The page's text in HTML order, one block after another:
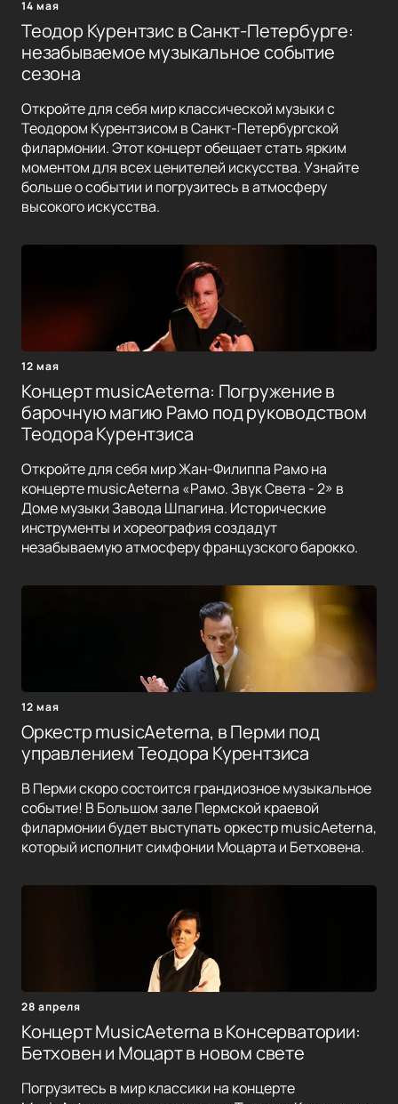
14 мая
Теодор Курентзис в Санкт-Петербурге:
незабываемое музыкальное событие
сезона
Откройте для себя мир классической музыки с
Теодором Курентзисом в Санкт-Петербургской
филармонии. Этот концерт обещает стать ярким
моментом для всех ценителей искусства. Узнайте
больше о событии и погрузитесь в атмосферу
высокого искусства.
12 мая
Концерт musicAeterna: Погружение в
барочную магию Рамо под руководством
Теодора Курентзиса
Откройте для себя мир Жан-Филиппа Рамо на
концерте musicAeterna «Рамо. Звук Света - 2» в
Доме музыки Завода Шпагина. Исторические
инструменты и хореография создадут
незабываемую атмосферу французского барокко.
12 мая
Оркестр musicAeterna, в Перми под
управлением Теодора Курентзиса
В Перми скоро состоится грандиозное музыкальное
событие! В Большом зале Пермской краевой
филармонии будет выступать оркестр musicAeterna,
который исполнит симфонии Моцарта и Бетховена.
28 апреля
Концерт MusicAeterna в Консерватории:
Бетховен и Моцарт в новом свете
Погрузитесь в мир классики на концерте